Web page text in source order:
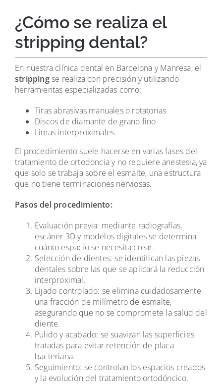
¿Cómo se realiza el
stripping dental?
En nuestra clínica dental en Barcelona y Manresa, el
strippingse realiza con precisión y utilizando
herramientas especializadas como:
Tiras abrasivas manuales o rotatorias
Discos de diamante de grano fino
Limas interproximales
El procedimiento suele hacerse en varias fases del
tratamiento de ortodoncia y no requiere anestesia, ya
que solo se trabaja sobre el esmalte, una estructura
que no tiene terminaciones nerviosas.
Pasos del procedimiento:
Evaluación previa: mediante radiografías,
escáner 3D y modelos digitales se determina
cuánto espacio se necesita crear.
Selección de dientes: se identifican las piezas
dentales sobre las que se aplicará la reducción
interproximal.
Lijado controlado: se elimina cuidadosamente
una fracción de milímetro de esmalte,
asegurando que no se compromete la salud del
diente.
Pulido y acabado: se suavizan las superficies
tratadas para evitar retención de placa
bacteriana.
Seguimiento: se controlan los espacios creados
y la evolución del tratamiento ortodóncico.